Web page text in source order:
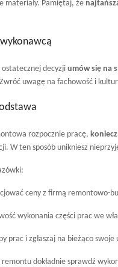
materiały. Pamiętaj, że
decyzji umów się na
uwagę na fachowość i
rozpocznie pracę,
W ten sposób unikniesz
ceny z firmą remontowo-
wykonania części prac we
prac i zgłaszaj na bieżąco swoje
dokładnie sprawdź